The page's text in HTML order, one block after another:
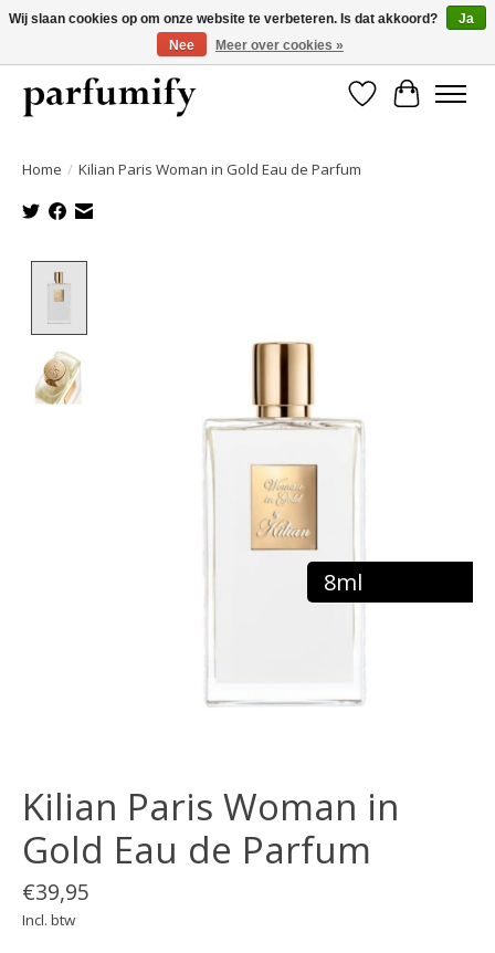
750+ Geuren | Gratis verzending | Maandelijks opzegbaar
Verlanglijst
Home / Kilian Paris Woman in Gold Eau de Parfum
8ml
Kilian Paris Woman in
Gold Eau de Parfum
€39,95
Incl. btw
Wij slaan cookies op om onze website te verbeteren. Is dat akkoord?
Ja
Nee
Meer over cookies »